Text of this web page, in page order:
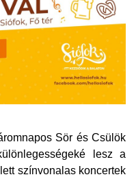
Sör és Csülök
lesz a
színvonalas koncertek